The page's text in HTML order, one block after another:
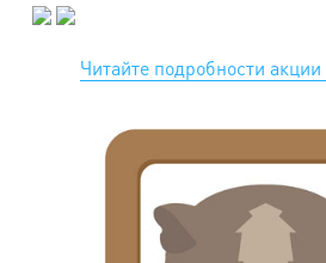
Читайте подробности акции